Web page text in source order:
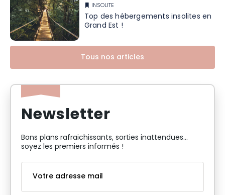
INSOLITE
Top des hébergements insolites en
Grand Est !
Tous nos articles
Newsletter
Bons plans rafraichissants, sorties inattendues…
soyez les premiers informés !